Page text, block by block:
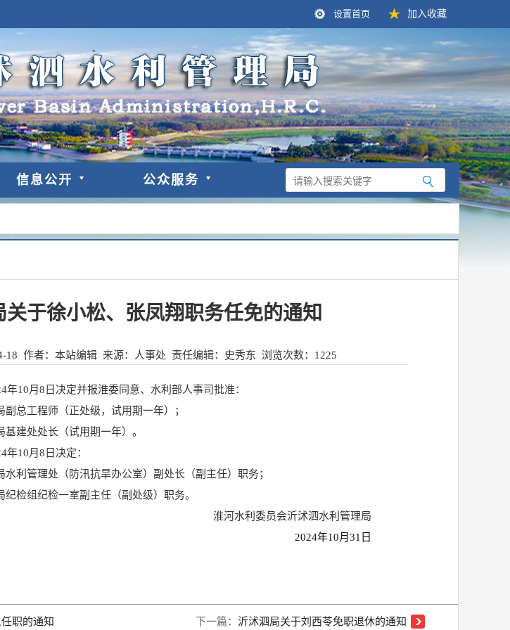
设置首页 加入收藏
信息公开 公众服务
关于徐小松、张凤翔职务任免的通知
18 作者：本站编辑 来源： 人事处 责任编辑：史秀东 浏览次数： 1225
年10月8日决定并报淮委同意、水利部人事司批准：
总工程师（正处级，试用期一年）；
建处处长（试用期一年）。
年10月8日决定：
水利管理处（防汛抗旱办公室）副处长（副主任）职务；
检组纪检一室副主任（副处级）职务。
淮河水利委员会沂沭泗水利管理局
2024年10月31日
职的通知 下一篇： 沂沭泗局关于刘西苓免职退休的通知